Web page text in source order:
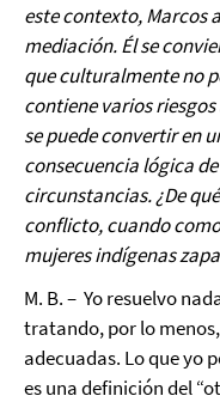
este contexto, Marcos
mediación. Él se
que culturalmente no
contiene varios
se puede convertir en
consecuencia lógica
circunstancias. ¿De
conflicto, cuando
mujeres indígenas
M. B. – Yo resuelvo
tratando, por lo
adecuadas. Lo que yo
es una definición del